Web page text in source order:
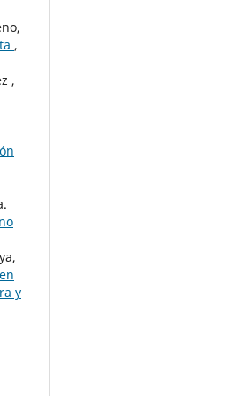
,
,
y